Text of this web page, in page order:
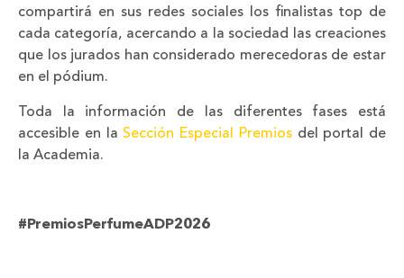
compartirá en sus redes sociales los finalistas top de
cada categoría, acercando a la sociedad las creaciones
que los jurados han considerado merecedoras de estar
en el pódium.
Toda la información de las diferentes fases está
accesible en laSección Especial Premiosdel portal de
la Academia.
#PremiosPerfumeADP2026